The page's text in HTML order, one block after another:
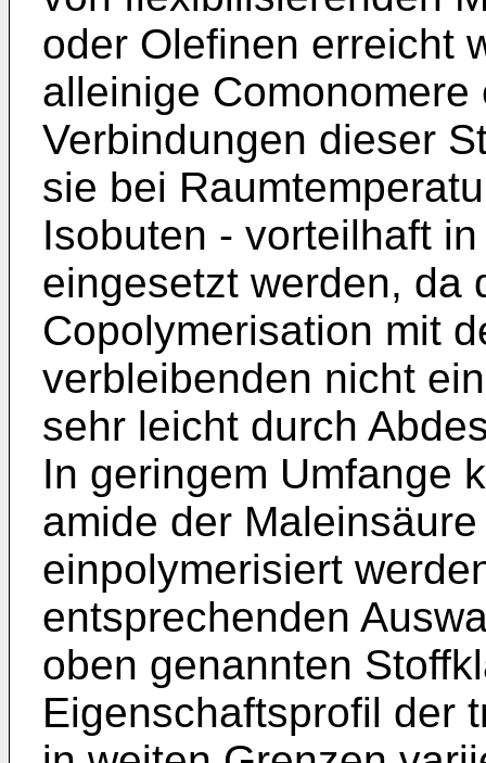
oder Olefinen erreicht
alleinige
Verbindungen dieser
sie bei
Isobuten - vorteilhaft
eingesetzt werden, da
Copolymerisation mit
verbleibenden nicht
sehr leicht durch
In geringem Umfange
amide der
einpolymerisiert
entsprechenden
oben genannten
Eigenschaftsprofil der